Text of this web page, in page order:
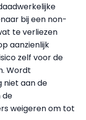
bij een non-
te verliezen
aanzienlijk
zelf voor de
Wordt
niet aan de
de
weigeren om tot